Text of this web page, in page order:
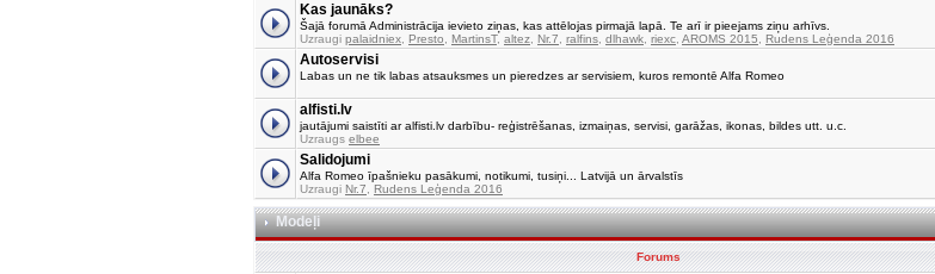
Kas jaunāks?
Šajā forumā Administrācija ievieto ziņas, kas attēlojas pirmajā lapā. Te arī ir pieejams ziņu arhīvs.
Uzraugi palaidniex Presto MartinsT, altez Nr.7 ralfins dlhawk riexc AROMS 2015 Rudens Leģenda 2016
Autoservisi
Labas un ne tik labas atsauksmes un pieredzes ar servisiem, kuros remontē Alfa Romeo
alfisti.lv
jautājumi saistīti ar alfisti.lv darbību- reģistrēšanas, izmaiņas, servisi, garāžas, ikonas, bildes utt. u.c.
Uzraugs elbee
Salidojumi
Alfa Romeo īpašnieku pasākumi, notikumi, tusiņi... Latvijā un ārvalstīs
Uzraugi Nr.7 Rudens Leģenda 2016
Modeļi
Forums